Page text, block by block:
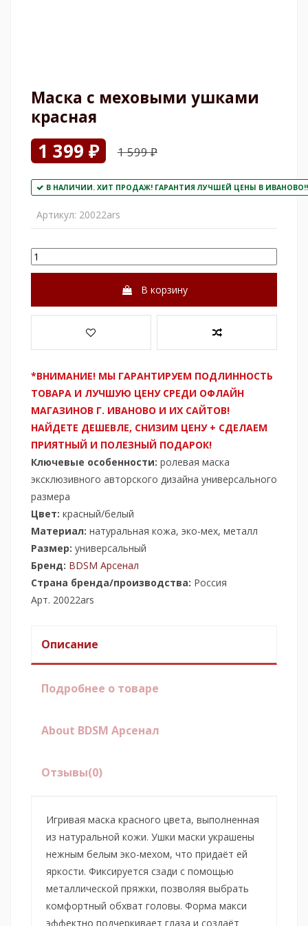
Маска с меховыми ушками
красная
1 399 ₽ 1 599 ₽
В НАЛИЧИИ. ХИТ ПРОДАЖ! ГАРАНТИЯ ЛУЧШЕЙ ЦЕНЫ В
Артикул: 20022ars
В корзину
*ВНИМАНИЕ! МЫ ГАРАНТИРУЕМ ПОДЛИННОСТЬ
ТОВАРА И ЛУЧШУЮ ЦЕНУ СРЕДИ ОФЛАЙН
МАГАЗИНОВ Г. ИВАНОВО И ИХ САЙТОВ!
НАЙДЕТЕ ДЕШЕВЛЕ, СНИЗИМ ЦЕНУ + СДЕЛАЕМ
ПРИЯТНЫЙ И ПОЛЕЗНЫЙ ПОДАРОК!
Ключевые особенности: ролевая маска
эксклюзивного авторского дизайна универсального
размера
Цвет: красный/белый
Материал: натуральная кожа, эко-мех, металл
Размер: универсальный
Бренд: BDSM Арсенал
Страна бренда/производства: Россия
Арт. 20022ars
Описание
Подробнее о товаре
About BDSM Арсенал
Отзывы(0)
Игривая маска красного цвета, выполненная
из натуральной кожи. Ушки маски украшены
нежным белым эко-мехом, что придаёт ей
яркости. Фиксируется сзади с помощью
металлической пряжки, позволяя выбрать
комфортный обхват головы. Форма макси
эффектно подчеркивает глаза и создаёт